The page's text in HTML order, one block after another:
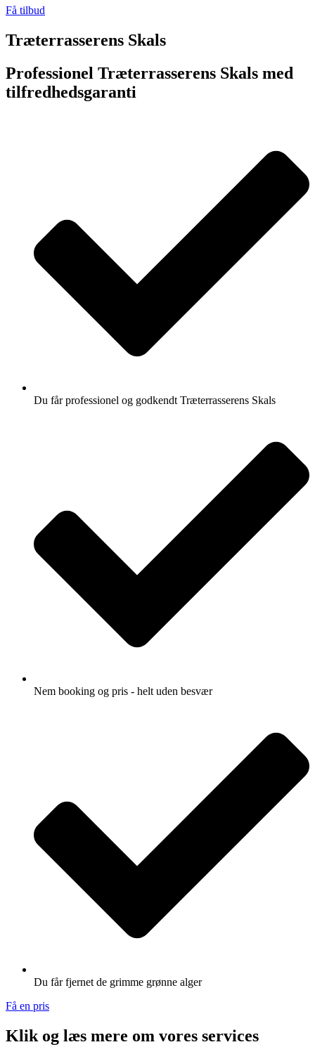
Få tilbud
Træterrasserens Skals
Professionel Træterrasserens Skals med
tilfredhedsgaranti
Du får professionel og godkendt Træterrasserens Skals
Nem booking og pris - helt uden besvær
Du får fjernet de grimme grønne alger
Få en pris
Klik og læs mere om vores services